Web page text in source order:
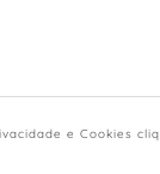
e Cookies